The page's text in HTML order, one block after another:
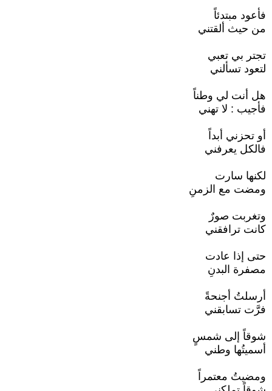
فأعود مبتدئاً
من حيث ألقتني
تجتر بي تعبي
لتعود تسألني
هل أنت لي وطناً
فأجيب : لا تهني
أو تحزني أبداً
فالكل يعرفني
لكنها سارت
ومضت مع الزمنِ
وتغربت صورٌ
كانت ترافقني
حتى إذا عادت
مصفرة البدنِ
أرسلتُ أجنحةً
فرَّت تسابقني
شوقاً إلى شمسٍ
أسميتُها وطني
ومضيتُ معتمراً